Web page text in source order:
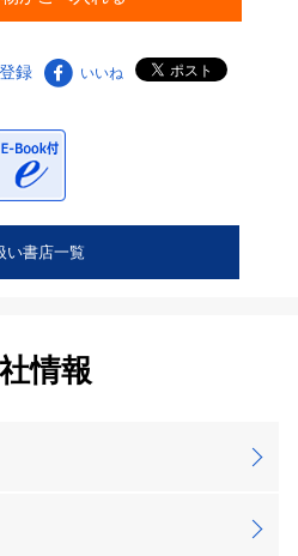
録 いいね
い書店一覧
情報